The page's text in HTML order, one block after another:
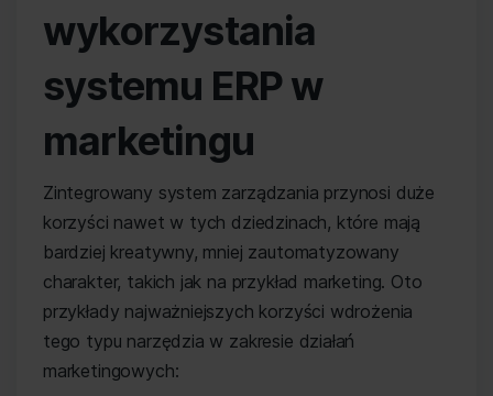
wykorzystania
systemu ERP w
marketingu
Zintegrowany system zarządzania przynosi duże
korzyści nawet w tych dziedzinach, które mają
bardziej kreatywny, mniej zautomatyzowany
charakter, takich jak na przykład marketing. Oto
przykłady najważniejszych korzyści wdrożenia
tego typu narzędzia w zakresie działań
marketingowych: